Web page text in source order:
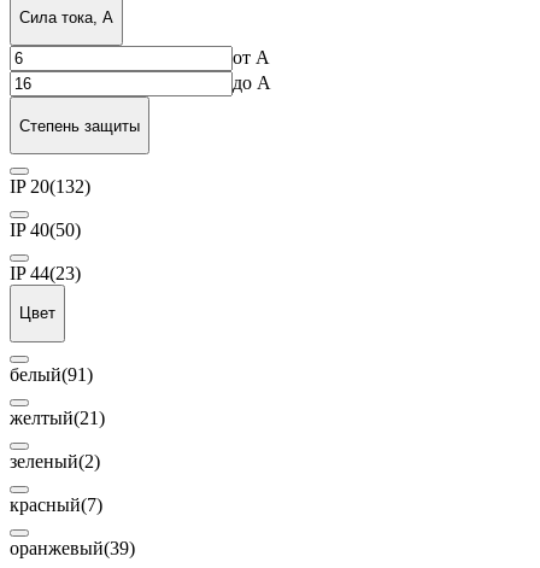
Сила тока, А
от А
до А
Степень защиты
IP 20(132)
IP 40(50)
IP 44(23)
Цвет
белый(91)
желтый(21)
зеленый(2)
красный(7)
оранжевый(39)